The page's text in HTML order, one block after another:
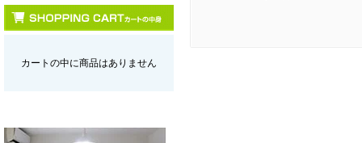
カートの中に商品はありません